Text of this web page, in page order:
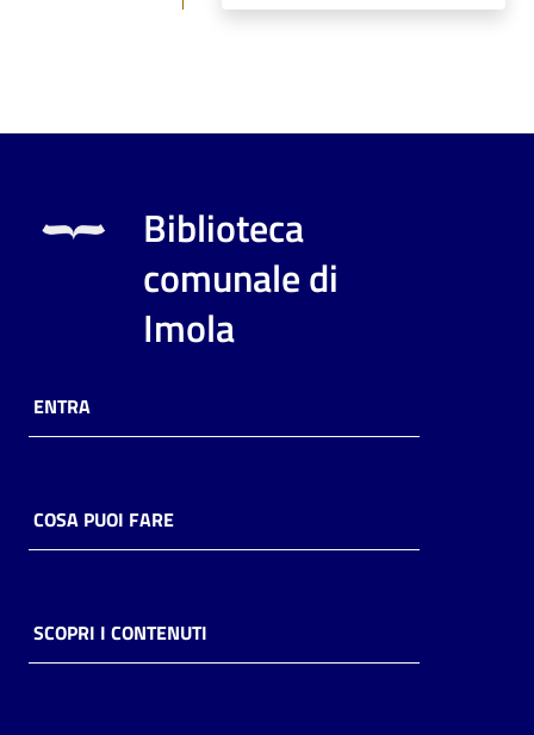
Biblioteca
comunale di
Imola
ENTRA
COSA PUOI FARE
SCOPRI I CONTENUTI